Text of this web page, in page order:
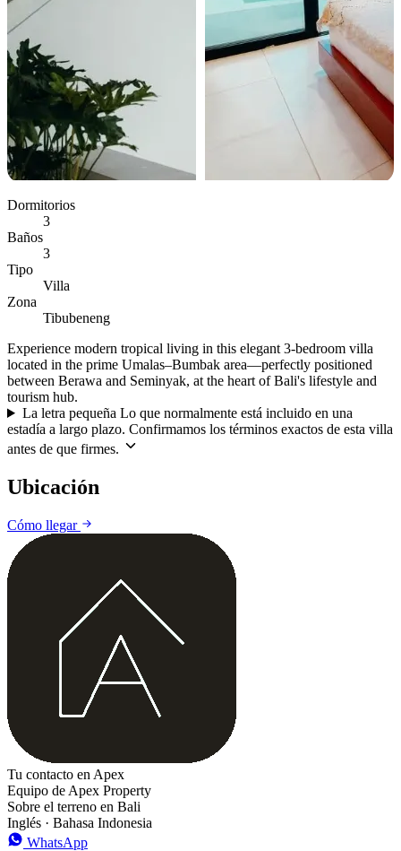
Dormitorios
3
Baños
3
Tipo
Villa
Zona
Tibubeneng
Experience modern tropical living in this elegant 3-bedroom villa
located in the prime Umalas–Bumbak area—perfectly positioned
between Berawa and Seminyak, at the heart of Bali's lifestyle and
tourism hub.
La letra pequeña Lo que normalmente está incluido en una
estadía a largo plazo. Confirmamos los términos exactos de esta villa
antes de que firmes.
Ubicación
Cómo llegar
Tu contacto en Apex
Equipo de Apex Property
Sobre el terreno en Bali
Inglés · Bahasa Indonesia
WhatsApp